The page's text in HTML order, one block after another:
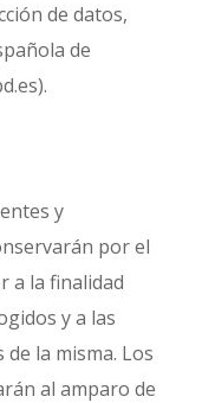
de datos,
de
y
por el
a la finalidad
y a las
la misma. Los
al amparo de